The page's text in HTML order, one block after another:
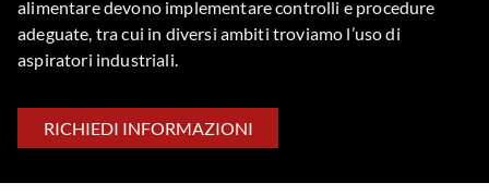
alimentare devono implementare controlli e procedure
adeguate, tra cui in diversi ambiti troviamo l’uso di
aspiratori industriali.
RICHIEDI INFORMAZIONI